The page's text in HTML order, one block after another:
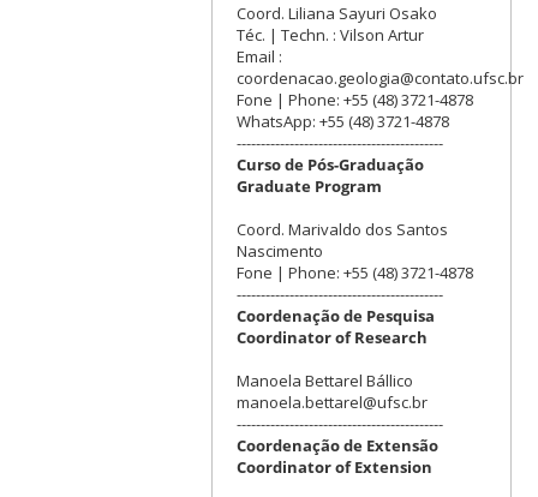
Coord. Liliana Sayuri Osako
Téc. | Techn. : Vilson Artur
Email :
coordenacao.geologia@contato.ufsc.br
Fone | Phone: +55 (48) 3721-4878
WhatsApp: +55 (48) 3721-4878
-------------------------------------------
Curso de Pós-Graduação
Graduate Program
Coord. Marivaldo dos Santos
Nascimento
Fone | Phone: +55 (48) 3721-4878
-------------------------------------------
Coordenação de Pesquisa
Coordinator of Research
Manoela Bettarel Bállico
manoela.bettarel@ufsc.br
-------------------------------------------
Coordenação de Extensão
Coordinator of Extension